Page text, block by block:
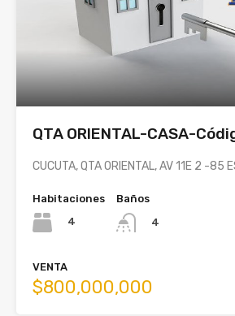
QTA ORIENTAL-CASA-
CUCUTA, QTA ORIENTAL, AV 11E 2 -85
Habitaciones
4
Baños
4
VENTA
$800,000,000